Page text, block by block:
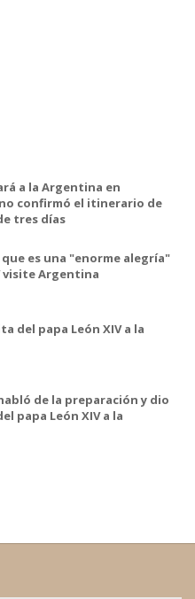
a la Argentina en
confirmó el itinerario de
tres días
es una "enorme alegría"
visite Argentina
del papa León XIV a la
de la preparación y dio
papa León XIV a la